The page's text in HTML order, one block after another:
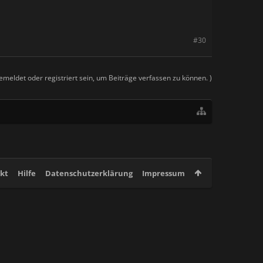
#30
oder registriert sein, um Beiträge verfassen zu können. )
Hilfe Datenschutzerklärung Impressum